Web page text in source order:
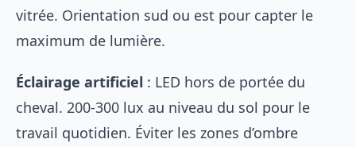
vitrée. Orientation sud ou est pour capter le
maximum de lumière.
Éclairage artificiel : LED hors de portée du
cheval. 200-300 lux au niveau du sol pour le
travail quotidien. Éviter les zones d’ombre